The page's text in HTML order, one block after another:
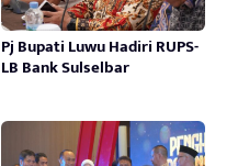
Pj Bupati Luwu Hadiri RUPS-
LB Bank Sulselbar